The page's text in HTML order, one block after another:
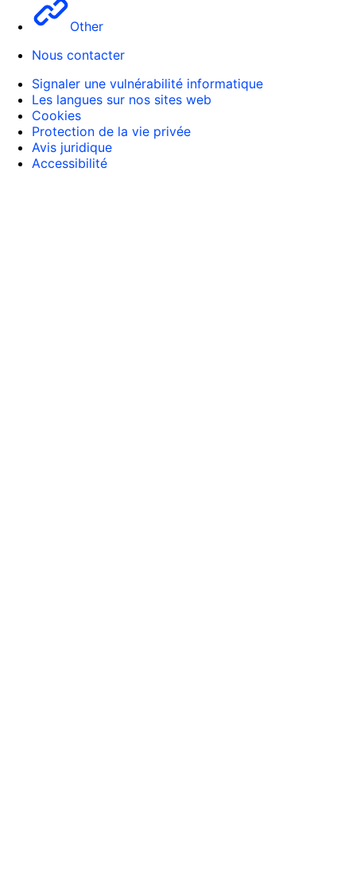
Other
Nous contacter
Signaler une vulnérabilité informatique
Les langues sur nos sites web
Cookies
Protection de la vie privée
Avis juridique
Accessibilité